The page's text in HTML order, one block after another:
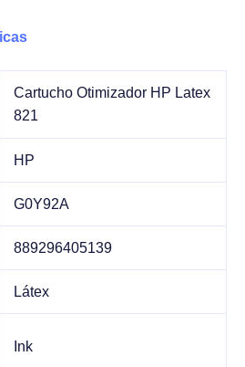
Cartucho Otimizador HP Latex
821
HP
G0Y92A
889296405139
Látex
Ink